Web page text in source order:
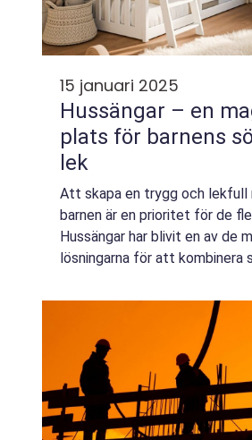
15 januari 2025
Hussängar – en
plats för barnens
lek
Att skapa en trygg och lekfull
barnen är en prioritet för de
Hussängar har blivit en av de
lösningarna för att kombinera